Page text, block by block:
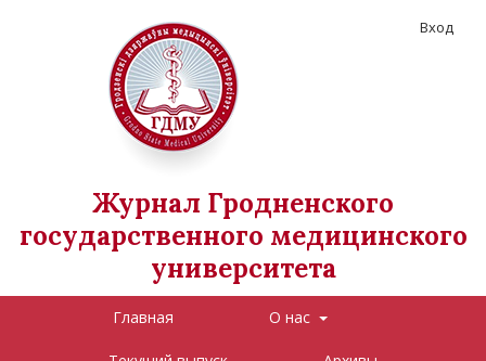
Журнал Гродненского
государственного медицинского
университета
Главная О нас
Вход